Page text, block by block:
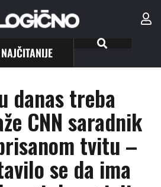
NAJČITANIJE
danas treba
CNN saradnik
tvitu –
se da ima